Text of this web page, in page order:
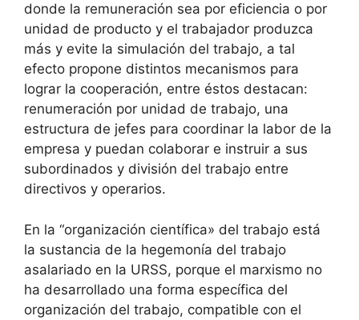
donde la remuneración sea por eficiencia o por
unidad de producto y el trabajador produzca
más y evite la simulación del trabajo, a tal
efecto propone distintos mecanismos para
lograr la cooperación, entre éstos destacan:
renumeración por unidad de trabajo, una
estructura de jefes para coordinar la labor de la
empresa y puedan colaborar e instruir a sus
subordinados y división del trabajo entre
directivos y operarios.
En la “organización científica» del trabajo está
la sustancia de la hegemonía del trabajo
asalariado en la URSS, porque el marxismo no
ha desarrollado una forma específica del
organización del trabajo, compatible con el